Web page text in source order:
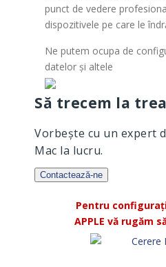
punct de vedere
dispozitivele pe care le
Ne putem ocupa de
datelor și altele
Să trecem la
Vorbește cu un expert
Mac la lucru.
Contactează-ne
Pentru
APPLE vă rugăm